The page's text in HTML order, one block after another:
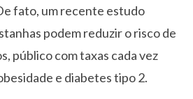
fato, um recente estudo
podem reduzir o risco de
público com taxas cada vez
e diabetes tipo 2.